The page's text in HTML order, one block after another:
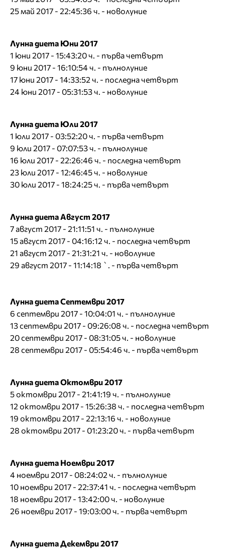
25 май 2017 - 22:45:36 ч. - новолуние
Лунна диета Юни 2017
1 юни 2017 - 15:43:20 ч. - първа четвърт
9 юни 2017 - 16:10:54 ч. - пълнолуние
17 юни 2017 - 14:33:52 ч. - последна четвърт
24 юни 2017 - 05:31:53 ч. - новолуние
Лунна диета Юли 2017
1 юли 2017 - 03:52:20 ч. - първа четвърт
9 юли 2017 - 07:07:53 ч. - пълнолуние
16 юли 2017 - 22:26:46 ч. - последна четвърт
23 юли 2017 - 12:46:45 ч. - новолуние
30 юли 2017 - 18:24:25 ч. - първа четвърт
Лунна диета Август 2017
7 август 2017 - 21:11:51 ч. - пълнолуние
15 август 2017 - 04:16:12 ч. - последна четвърт
21 август 2017 - 21:31:21 ч. - новолуние
29 август 2017 - 11:14:18 `. - първа четвърт
Лунна диета Септември 2017
6 септември 2017 - 10:04:01 ч. - пълнолуние
13 септември 2017 - 09:26:08 ч. - последна четвърт
20 септември 2017 - 08:31:05 ч. - новолуние
28 септември 2017 - 05:54:46 ч. - първа четвърт
Лунна диета Октомври 2017
5 октомври 2017 - 21:41:19 ч. - пълнолуние
12 октомври 2017 - 15:26:38 ч. - последна четвърт
19 октомври 2017 - 22:13:16 ч. - новолуние
28 октомври 2017 - 01:23:20 ч. - първа четвърт
Лунна диета Ноември 2017
4 ноември 2017 - 08:24:02 ч. - пълнолуние
10 ноември 2017 - 22:37:41 ч. - последна четвърт
18 ноември 2017 - 13:42:00 ч. - новолуние
26 ноември 2017 - 19:03:00 ч. - първа четвърт
Лунна диета Декември 2017